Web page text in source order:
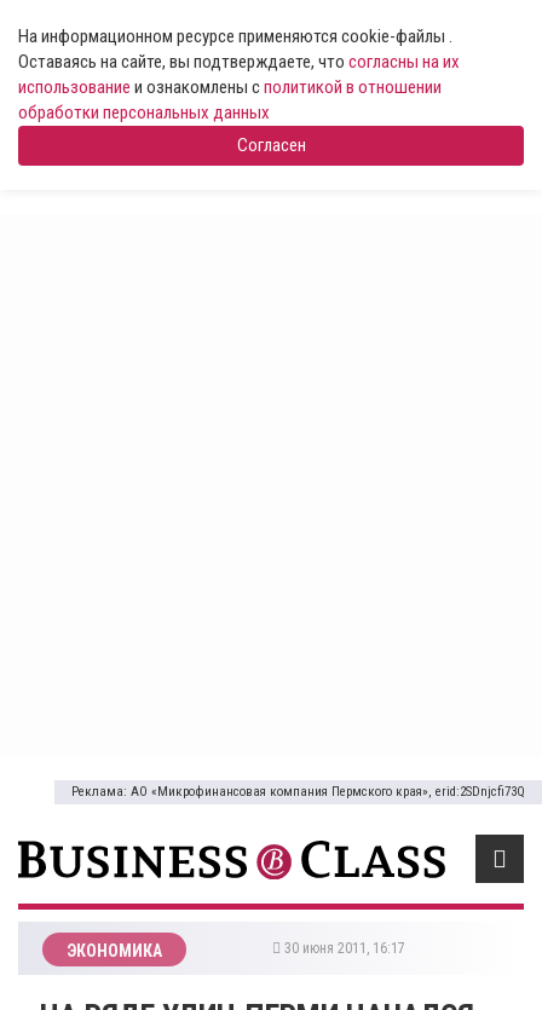
На информационном ресурсе применяются cookie-файлы .
Оставаясь на сайте, вы подтверждаете, что согласны на их
использование и ознакомлены сполитикой в отношении
обработки персональных данных
Согласен
Реклама: АО «Микрофинансовая компания Пермского края», erid:2SDnjcfi73Q
ЭКОНОМИКА 30 июня 2011, 16:17